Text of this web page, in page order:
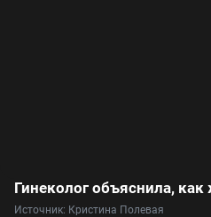
Источник: Кристина Полевая